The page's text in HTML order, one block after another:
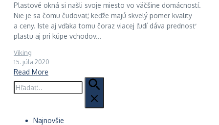
Plastové okná si našli svoje miesto vo väčšine domácností.
Nie je sa čomu čudovať, keďže majú skvelý pomer kvality
a ceny. Iste aj vďaka tomu čoraz viacej ľudí dáva prednosť
plastu aj pri kúpe vchodov...
Viking
15. júla 2020
Read More
Hľadať:
Najnovšie